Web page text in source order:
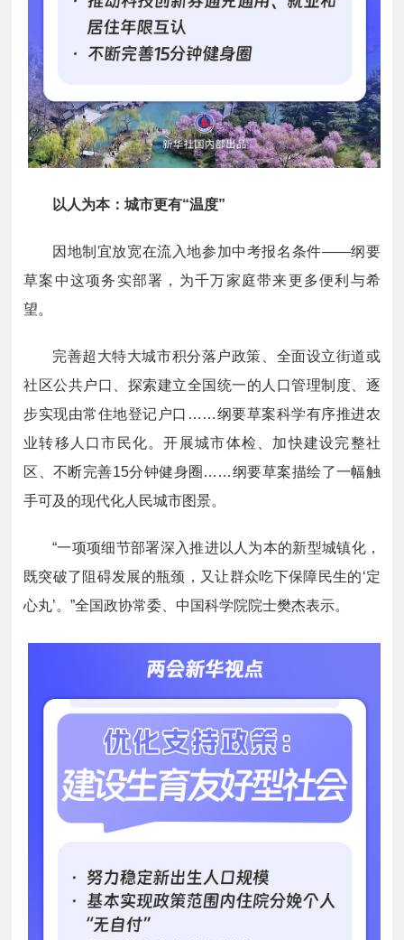
以人为本：城市更有“温度”
因地制宜放宽在流入地参加中考报名条件——纲要
草案中这项务实部署，为千万家庭带来更多便利与希
望。
完善超大特大城市积分落户政策、全面设立街道或
社区公共户口、探索建立全国统一的人口管理制度、逐
步实现由常住地登记户口……纲要草案科学有序推进农
业转移人口市民化。开展城市体检、加快建设完整社
区、不断完善15分钟健身圈……纲要草案描绘了一幅触
手可及的现代化人民城市图景。
“一项项细节部署深入推进以人为本的新型城镇化，
既突破了阻碍发展的瓶颈，又让群众吃下保障民生的‘定
心丸’。”全国政协常委、中国科学院院士樊杰表示。